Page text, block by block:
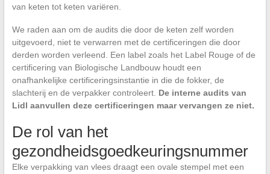
van keten tot keten variëren.
We raden aan om de audits die door de keten zelf worden
uitgevoerd, niet te verwarren met de certificeringen die door
derden worden verleend. Een label zoals het Label Rouge of de
certificering van Biologische Landbouw houdt een
onafhankelijke certificeringsinstantie in die de fokker, de
slachterij en de verpakker controleert. De interne audits van
Lidl aanvullen deze certificeringen maar vervangen ze niet.
De rol van het
gezondheidsgoedkeuringsnummer
Elke verpakking van vlees draagt een ovale stempel met een